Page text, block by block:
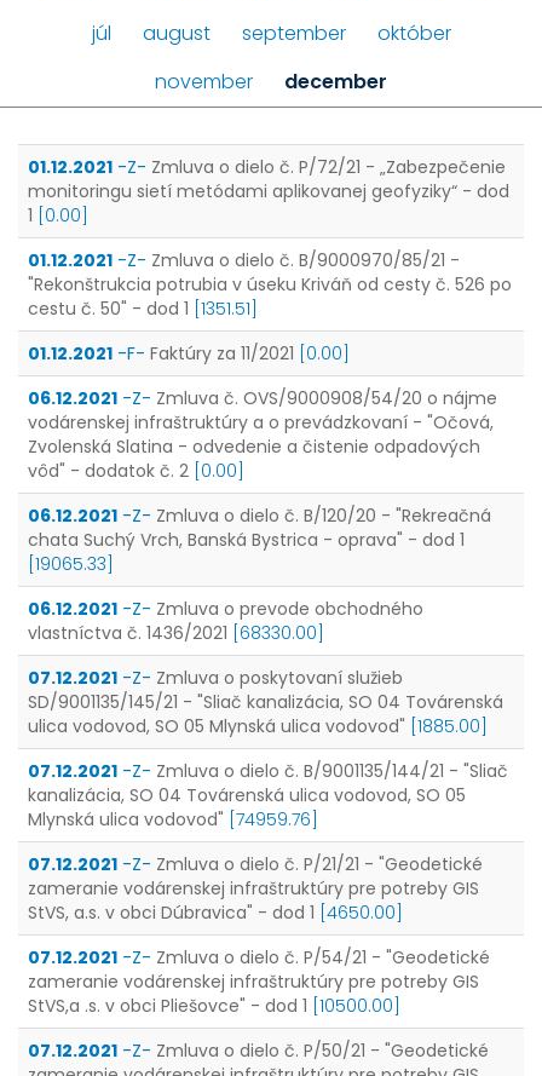
júl
august september
október
november
december
01.12.2021 -Z- Zmluva o dielo č. P/72/21 - „Zabezpečenie
monitoringu sietí metódami aplikovanej geofyziky“ - dod
1 [0.00]
01.12.2021 -Z- Zmluva o dielo č. B/9000970/85/21 -
"Rekonštrukcia potrubia v úseku Kriváň od cesty č. 526 po
cestu č. 50" - dod 1 [1351.51]
01.12.2021 -F- Faktúry za 11/2021 [0.00]
06.12.2021 -Z- Zmluva č. OVS/9000908/54/20 o nájme
vodárenskej infraštruktúry a o prevádzkovaní - "Očová,
Zvolenská Slatina - odvedenie a čistenie odpadových
vôd" - dodatok č. 2 [0.00]
06.12.2021 -Z- Zmluva o dielo č. B/120/20 - "Rekreačná
chata Suchý Vrch, Banská Bystrica - oprava" - dod 1
[19065.33]
06.12.2021 -Z- Zmluva o prevode obchodného
vlastníctva č. 1436/2021 [68330.00]
07.12.2021 -Z- Zmluva o poskytovaní služieb
SD/9001135/145/21 - "Sliač kanalizácia, SO 04 Továrenská
ulica vodovod, SO 05 Mlynská ulica vodovod" [1885.00]
07.12.2021 -Z- Zmluva o dielo č. B/9001135/144/21 - "Sliač
kanalizácia, SO 04 Továrenská ulica vodovod, SO 05
Mlynská ulica vodovod" [74959.76]
07.12.2021 -Z- Zmluva o dielo č. P/21/21 - "Geodetické
zameranie vodárenskej infraštruktúry pre potreby GIS
StVS, a.s. v obci Dúbravica" - dod 1 [4650.00]
07.12.2021 -Z- Zmluva o dielo č. P/54/21 - "Geodetické
zameranie vodárenskej infraštruktúry pre potreby GIS
StVS,a .s. v obci Pliešovce" - dod 1 [10500.00]
07.12.2021 -Z- Zmluva o dielo č. P/50/21 - "Geodetické